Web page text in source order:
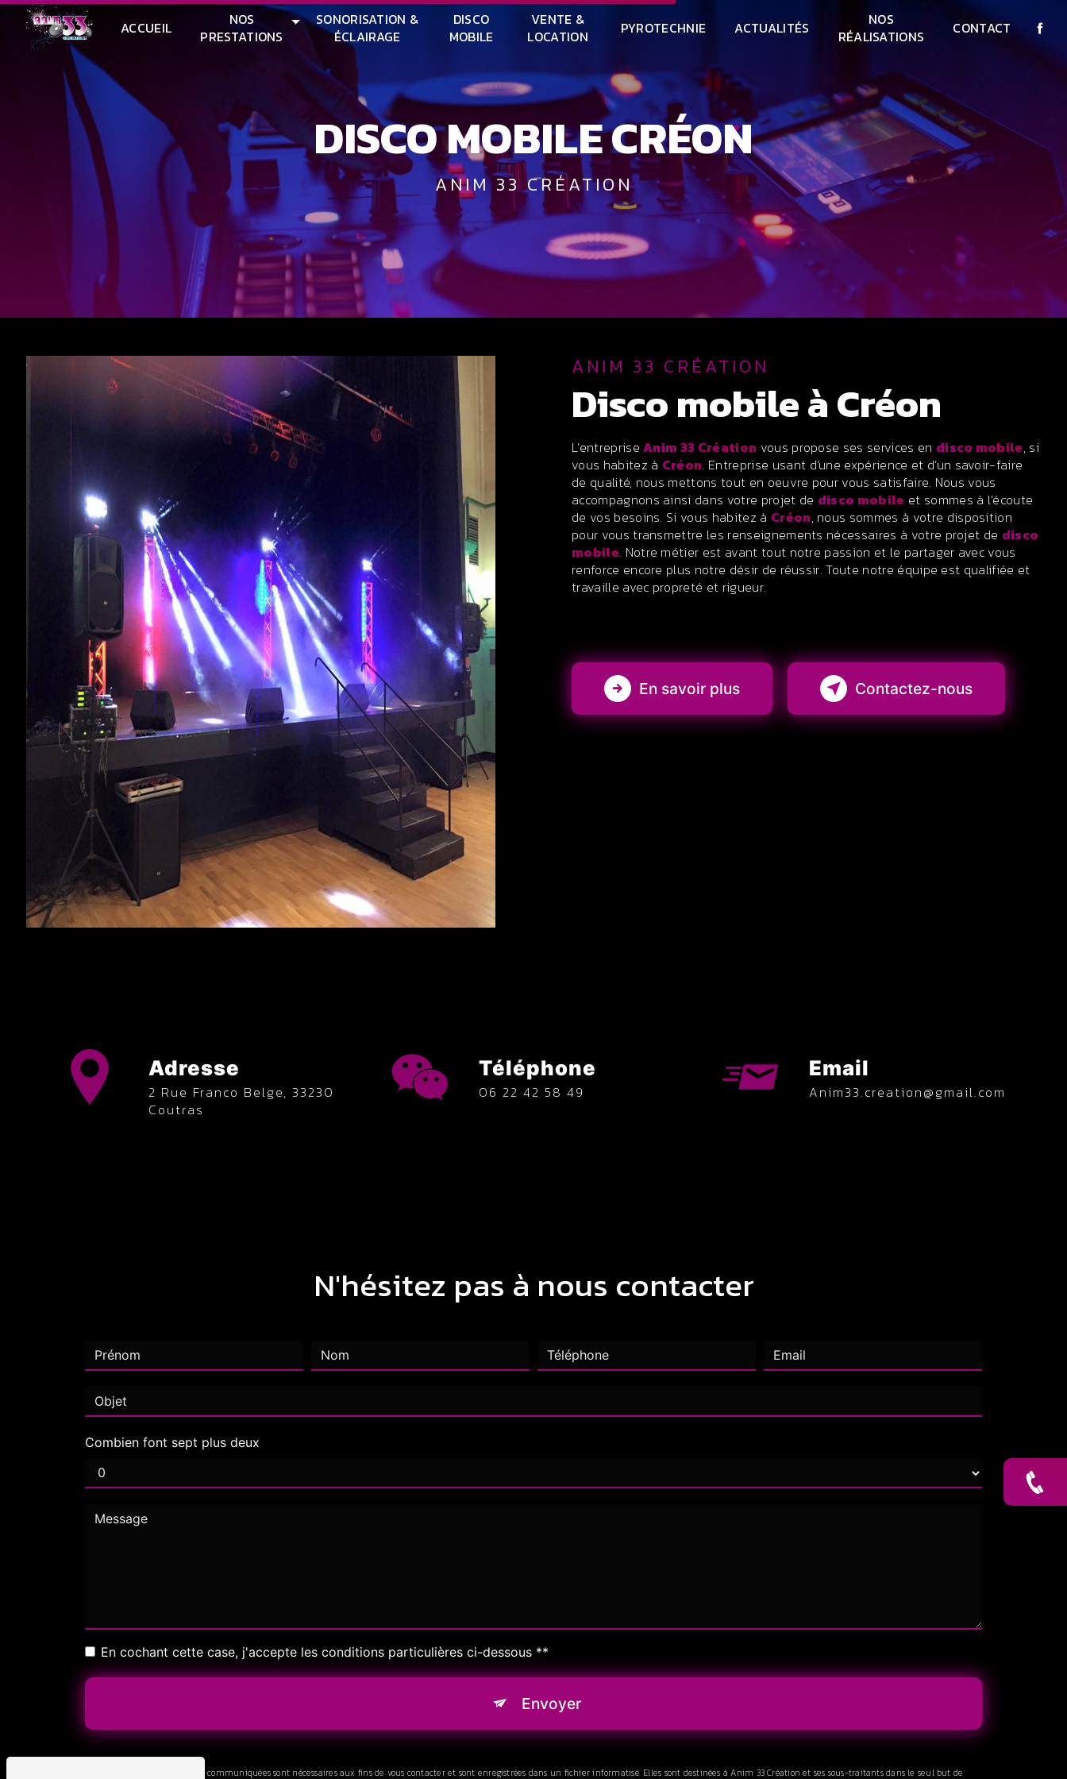
ACCUEIL
NOS
PRESTATIONS
SONORISATION &
ÉCLAIRAGE
DISCO
MOBILE
VENTE &
LOCATION
PYROTECHNIE ACTUALITÉS
NOS
RÉALISATIONS
CONTACT
DISCO MOBILE CRÉON
ANIM 33 CRÉATION
ANIM 33 CRÉATION
disco mobile à Créon
L’entrepriseAnim 33 Création vous propose ses services en disco mobile, si
vous habitez à Créon. Entreprise usant d’une expérience et d’un savoir-faire
de qualité, nous mettons tout en oeuvre pour vous satisfaire. Nous vous
accompagnons ainsi dans votre projet de disco mobile et sommes à l’écoute
de vos besoins. Si vous habitez à Créon, nous sommes à votre disposition
pour vous transmettre les renseignements nécessaires à votre projet de disco
mobile. Notre métier est avant tout notre passion et le partager avec vous
renforce encore plus notre désir de réussir. Toute notre équipe est qualifiée et
travaille avec propreté et rigueur.
En savoir plus Contactez-nous
Adresse
2 Rue Franco Belge, 33230
Coutras
Téléphone
06 22 42 58 49
Email
anim33.creation@gmail.com
N'hésitez pas à nous contacter
Combien font sept plus deux
En cochant cette case, j'accepte les conditions particulières ci-dessous **
Envoyer
** Les données personnelles communiquées sont nécessaires aux fins de vous contacter et sont enregistrées dans un fichier informatisé. Elles sont destinées à Anim 33 Création et ses sous-traitants dans le seul but de
Panneau de gestion des cookies